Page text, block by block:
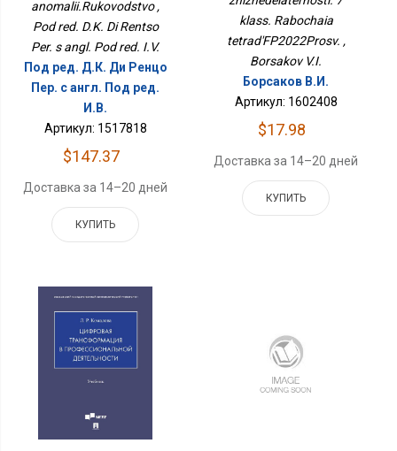
anomalii.Rukovodstvo ,
Pod red. D.K. Di Rentso
Per. s angl. Pod red. I.V.
Под ред. Д.К. Ди Ренцо
Пер. с англ. Под ред.
И.В.
Артикул: 1517818
$147.37
Доставка за 14–20 дней
КУПИТЬ
klass. Rabochaia
tetrad'FP2022Prosv. ,
Borsakov V.I.
Борсаков В.И.
Артикул: 1602408
$17.98
Доставка за 14–20 дней
КУПИТЬ